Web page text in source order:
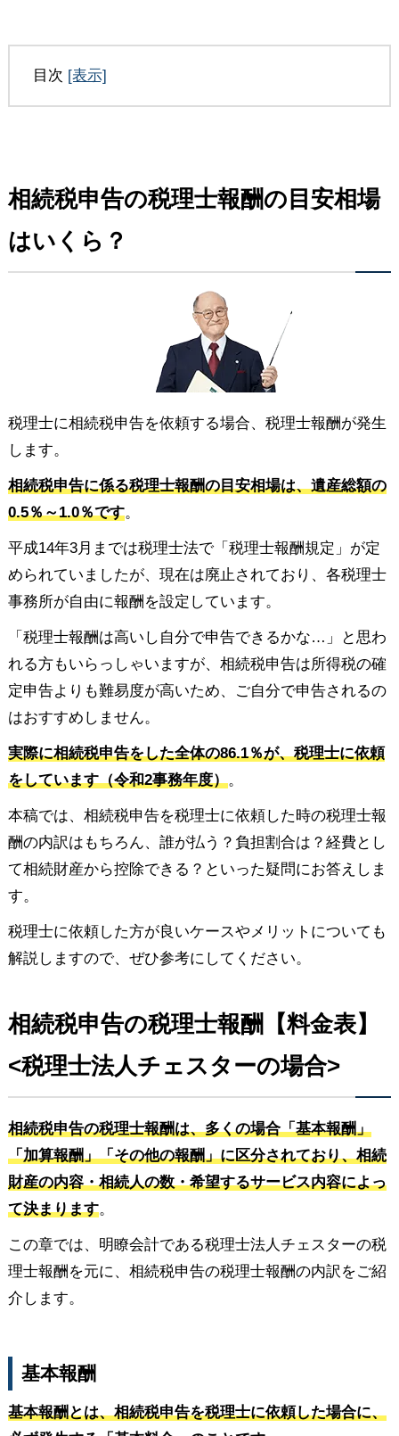
目次 [表示]
相続税申告の税理士報酬の目安相場
はいくら？
税理士に相続税申告を依頼する場合、税理士報酬が発生
します。
相続税申告に係る税理士報酬の目安相場は、遺産総額の
0.5％～1.0％です。
平成14年3月までは税理士法で「税理士報酬規定」が定
められていましたが、現在は廃止されており、各税理士
事務所が自由に報酬を設定しています。
「税理士報酬は高いし自分で申告できるかな…」と思わ
れる方もいらっしゃいますが、相続税申告は所得税の確
定申告よりも難易度が高いため、ご自分で申告されるの
はおすすめしません。
実際に相続税申告をした全体の86.1％が、税理士に依頼
をしています（令和2事務年度）。
本稿では、相続税申告を税理士に依頼した時の税理士報
酬の内訳はもちろん、誰が払う？負担割合は？経費とし
て相続財産から控除できる？といった疑問にお答えしま
す。
税理士に依頼した方が良いケースやメリットについても
解説しますので、ぜひ参考にしてください。
相続税申告の税理士報酬【料金表】
<税理士法人チェスターの場合>
相続税申告の税理士報酬は、多くの場合「基本報酬」
「加算報酬」「その他の報酬」に区分されており、相続
財産の内容・相続人の数・希望するサービス内容によっ
て決まります。
この章では、明瞭会計である税理士法人チェスターの税
理士報酬を元に、相続税申告の税理士報酬の内訳をご紹
介します。
基本報酬
基本報酬とは、相続税申告を税理士に依頼した場合に、